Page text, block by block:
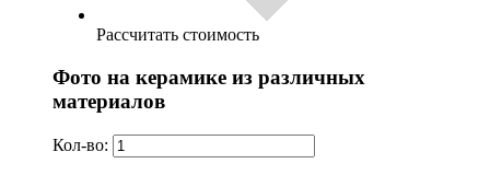
Рассчитать стоимость
Фото на керамике из различных
материалов
Кол-во: